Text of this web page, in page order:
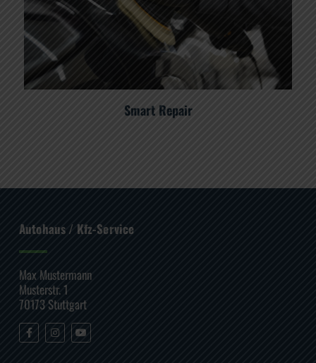
Smart Repair
Autohaus / Kfz-Service
Max Mustermann
Musterstr. 1
70173 Stuttgart